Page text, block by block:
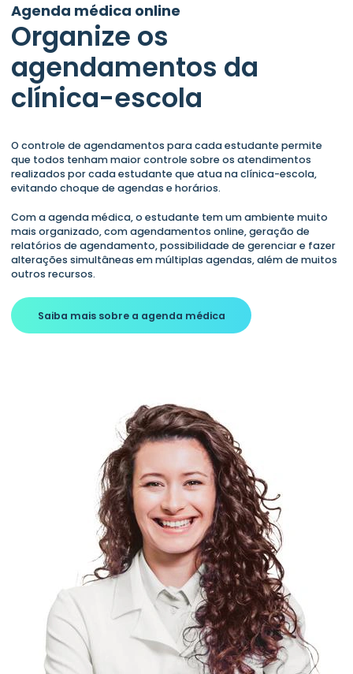
Agenda médica online
Organize os
agendamentos da
clínica-escola
O controle de agendamentos para cada estudante permite
que todos tenham maior controle sobre os atendimentos
realizados por cada estudante que atua na clínica-escola,
evitando choque de agendas e horários.
Com a agenda médica, o estudante tem um ambiente muito
mais organizado, com agendamentos online, geração de
relatórios de agendamento, possibilidade de gerenciar e fazer
alterações simultâneas em múltiplas agendas, além de muitos
outros recursos.
Saiba mais sobre a agenda médica